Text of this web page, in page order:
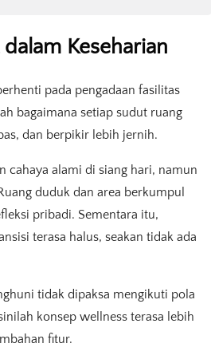
Keseharian
pada pengadaan fasilitas
bagaimana setiap sudut ruang
dan berpikir lebih jernih.
cahaya alami di siang hari, namun
duduk dan area berkumpul
pribadi. Sementara itu,
terasa halus, seakan tidak ada
tidak dipaksa mengikuti pola
konsep wellness terasa lebih
fitur.